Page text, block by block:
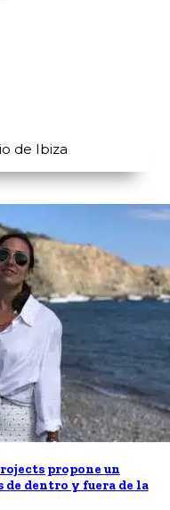
de Ibiza
propone un
dentro y fuera de la